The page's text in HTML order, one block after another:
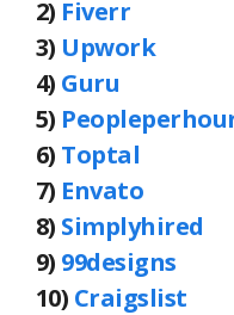
2) Fiverr
3) Upwork
4) Guru
5)
6) Toptal
7) Envato
8) Simplyhired
9) 99designs
10) Craigslist